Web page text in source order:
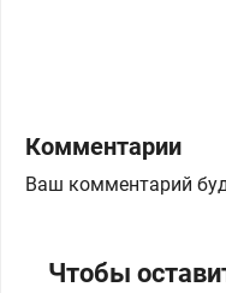
Комментарии
Ваш комментарий
Чтобы